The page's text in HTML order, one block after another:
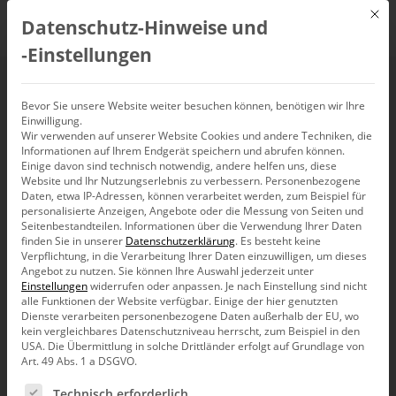
Modellerweiterung für
Power BI – ohne DAX
auf Knopfdruck
11. September 2024, 16:00–17:00Uhr
Mit
Datenschutz-Hinweise und
‑Einstellungen
Bevor Sie unsere Website weiter besuchen können, benötigen wir Ihre
Einwilligung.
Wir verwenden auf unserer Website Cookies und andere Techniken, die
Informationen auf Ihrem Endgerät speichern und abrufen können.
Einige davon sind technisch notwendig, andere helfen uns, diese
Website und Ihr Nutzungserlebnis zu verbessern. Personenbezogene
Daten, etwa IP-Adressen, können verarbeitet werden, zum Beispiel für
personalisierte Anzeigen, Angebote oder die Messung von Seiten und
Seitenbestandteilen. Informationen über die Verwendung Ihrer Daten
finden Sie in unserer Datenschutzerklärung. Es besteht keine
Verpflichtung, in die Verarbeitung Ihrer Daten einzuwilligen, um dieses
Angebot zu nutzen.Sie können Ihre Auswahl jederzeit unter
Einstellungenwiderrufen oder anpassen. Je nach Einstellung sind nicht
alle Funktionen der Website verfügbar. Einige der hier genutzten
Dienste verarbeiten personenbezogene Daten außerhalb der EU, wo
kein vergleichbares Datenschutzniveau herrscht, zum Beispiel in den
USA. Die Übermittlung in solche Drittländer erfolgt auf Grundlage von
Art. 49 Abs. 1 a DSGVO.
Es folgt eine Liste der Service-Gruppen, für die eine